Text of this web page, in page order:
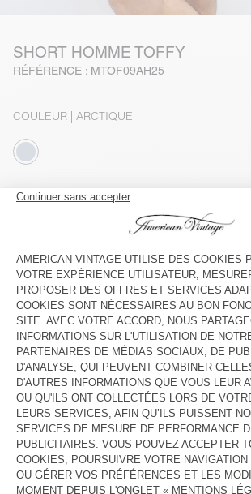
SHORT HOMME TOFFY
RÉFÉRENCE : MTOF09AH25
COULEUR | ARCTIQUE
GUIDE DES TAILLES
Livraison estiméeentre le mardi 11 août
AJOUTER AU PANIER
VOIR LA DISPONIBILITE EN
VOIR LE LOOK